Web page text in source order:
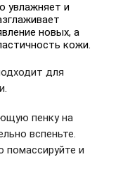
увлажняет и
новых, а
кожи.
для
пенку на
вспеньте.
помассируйте и